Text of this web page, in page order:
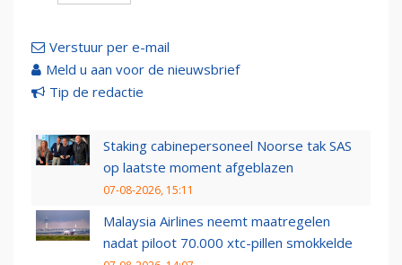
Verstuur per e-mail
Meld u aan voor de nieuwsbrief
Tip de redactie
Staking cabinepersoneel Noorse tak SAS
op laatste moment afgeblazen
07-08-2026, 15:11
Malaysia Airlines neemt maatregelen
nadat piloot 70.000 xtc-pillen smokkelde